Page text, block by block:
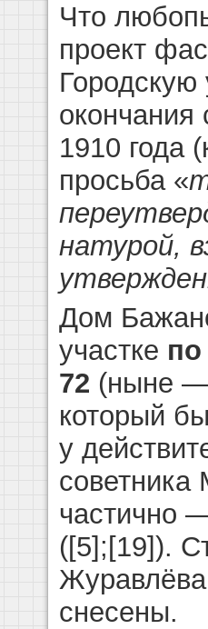
Что
проект
Городскую
окончания
1910 года
просьба «
натурой,
Дом
участке
72 (ныне
который
у
частично
([5];[19]).
снесены.